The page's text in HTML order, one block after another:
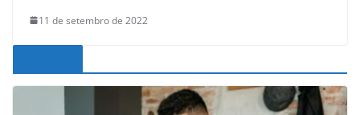
11 de setembro de 2022